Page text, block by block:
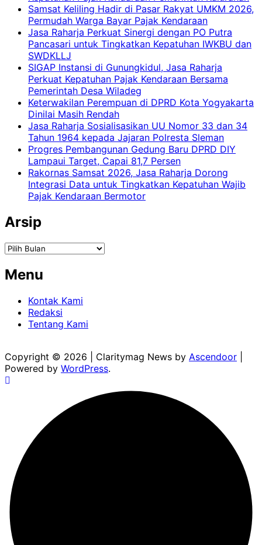
Samsat Keliling Hadir di Pasar Rakyat UMKM 2026,
Permudah Warga Bayar Pajak Kendaraan
Jasa Raharja Perkuat Sinergi dengan PO Putra
Pancasari untuk Tingkatkan Kepatuhan IWKBU dan
SWDKLLJ
SIGAP Instansi di Gunungkidul, Jasa Raharja
Perkuat Kepatuhan Pajak Kendaraan Bersama
Pemerintah Desa Wiladeg
Keterwakilan Perempuan di DPRD Kota Yogyakarta
Dinilai Masih Rendah
Jasa Raharja Sosialisasikan UU Nomor 33 dan 34
Tahun 1964 kepada Jajaran Polresta Sleman
Progres Pembangunan Gedung Baru DPRD DIY
Lampaui Target, Capai 81,7 Persen
Rakornas Samsat 2026, Jasa Raharja Dorong
Integrasi Data untuk Tingkatkan Kepatuhan Wajib
Pajak Kendaraan Bermotor
Arsip
Arsip
Menu
Kontak Kami
Redaksi
Tentang Kami
Copyright © 2026 | Claritymag News by Ascendoor
Powered by WordPress.